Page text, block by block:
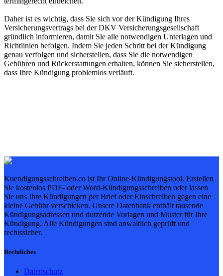
Daher ist es wichtig, dass Sie sich vor der Kündigung Ihres
Versicherungsvertrags bei der DKV Versicherungsgesellschaft
gründlich informieren, damit Sie alle notwendigen Unterlagen und
Richtlinien befolgen. Indem Sie jeden Schritt bei der Kündigung
genau verfolgen und sicherstellen, dass Sie die notwendigen
Gebühren und Rückerstattungen erhalten, können Sie sicherstellen,
dass Ihre Kündigung problemlos verläuft.
Kuendigungsschreiben.co ist Ihr Online-Kündigungstool. Erstellen
Sie kostenlos PDF- oder Word-Kündigungsschreiben oder lassen
Sie uns Ihre Kündigungen per Brief oder Einschreiben gegen eine
kleine Gebühr verschicken. Unsere Datenbank enthält tausende
Kündigungsadressen und dutzende Vorlagen und Muster für Ihre
Kündigung. Alle Kündigungen sind anwaltlich geprüft und
rechtssicher.
Rechtliches
Datenschutz